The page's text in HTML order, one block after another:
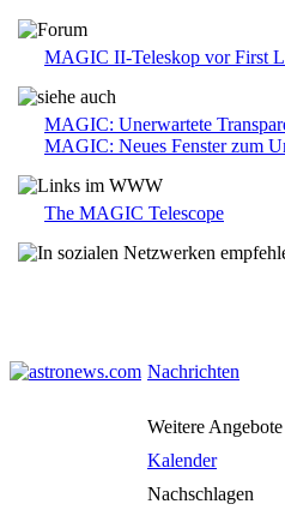
MAGIC II-Teleskop vor First
MAGIC: Unerwartete
MAGIC: Neues Fenster zum
The MAGIC Telescope
Nachrichten
Weitere Angebote
Kalender
Nachschlagen